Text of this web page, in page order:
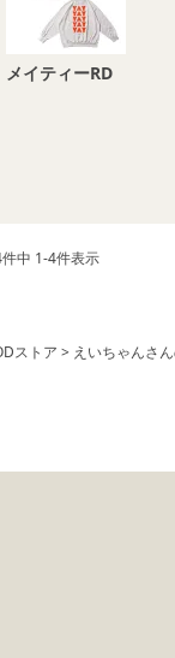
メイティーRD
件中 1-4件表示
ストア えいちゃんさ